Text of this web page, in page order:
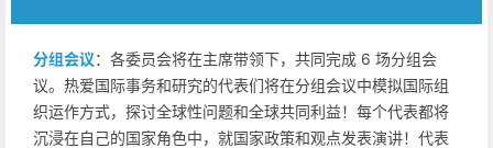
分组会议：各委员会将在主席带领下，共同完成 6 场分组会
议。热爱国际事务和研究的代表们将在分组会议中模拟国际组
织运作方式，探讨全球性问题和全球共同利益！每个代表都将
沉浸在自己的国家角色中，就国家政策和观点发表演讲！代表